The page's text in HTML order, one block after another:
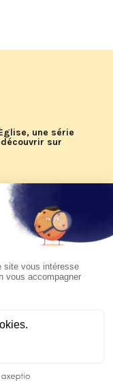
une série
sur
2026 de KTO
pape Léon
sur KTO le
Argentine et
2026